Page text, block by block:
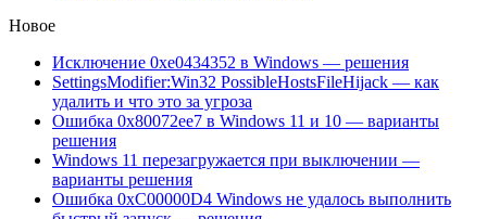
Новое
Исключение 0xe0434352 в Windows — решения
SettingsModifier:Win32 PossibleHostsFileHijack — как
удалить и что это за угроза
Ошибка 0x80072ee7 в Windows 11 и 10 — варианты
решения
Windows 11 перезагружается при выключении —
варианты решения
Ошибка 0xC00000D4 Windows не удалось выполнить